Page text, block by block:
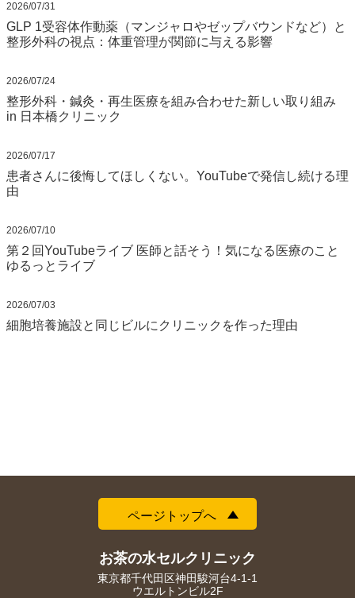
2026/07/31
GLP 1受容体作動薬（マンジャロやゼップバウンドなど）と
整形外科の視点：体重管理が関節に与える影響
2026/07/24
整形外科・鍼灸・再生医療を組み合わせた新しい取り組み
in 日本橋クリニック
2026/07/17
患者さんに後悔してほしくない。YouTubeで発信し続ける理
由
2026/07/10
第２回YouTubeライブ 医師と話そう！気になる医療のこと
ゆるっとライブ
2026/07/03
細胞培養施設と同じビルにクリニックを作った理由
ページトップへ
お茶の水セルクリニック
東京都千代田区神田駿河台4-1-1
ウエルトンビル2F